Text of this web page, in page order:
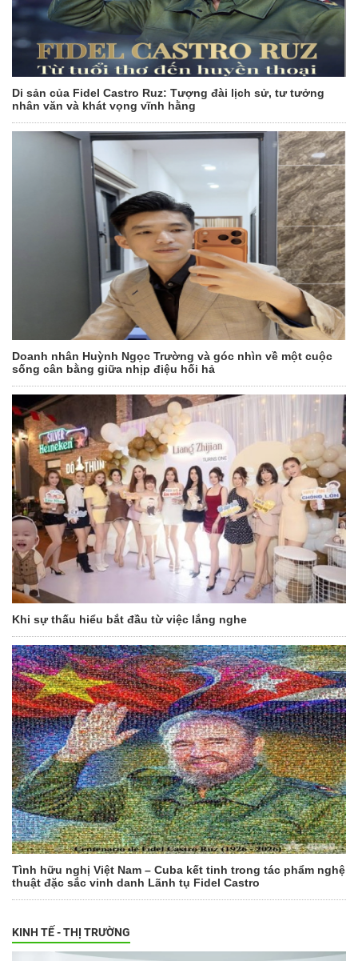
Di sản của Fidel Castro Ruz: Tượng đài lịch sử, tư tưởng
nhân văn và khát vọng vĩnh hằng
Doanh nhân Huỳnh Ngọc Trường và góc nhìn về một cuộc
sống cân bằng giữa nhịp điệu hối hả
Khi sự thấu hiểu bắt đầu từ việc lắng nghe
Tình hữu nghị Việt Nam – Cuba kết tinh trong tác phẩm nghệ
thuật đặc sắc vinh danh Lãnh tụ Fidel Castro
KINH TẾ - THỊ TRƯỜNG